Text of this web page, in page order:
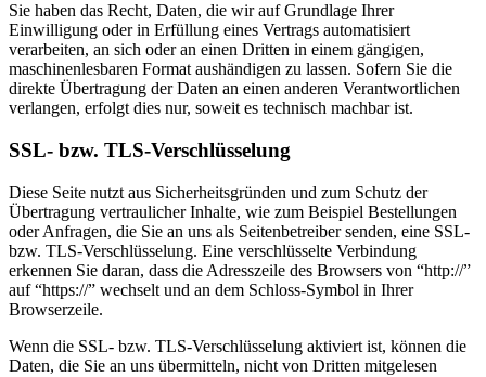
Sie haben das Recht, Daten, die wir auf Grundlage Ihrer
Einwilligung oder in Erfüllung eines Vertrags automatisiert
verarbeiten, an sich oder an einen Dritten in einem gängigen,
maschinenlesbaren Format aushändigen zu lassen. Sofern Sie die
direkte Übertragung der Daten an einen anderen Verantwortlichen
verlangen, erfolgt dies nur, soweit es technisch machbar ist.
SSL- bzw. TLS-Verschlüsselung
Diese Seite nutzt aus Sicherheitsgründen und zum Schutz der
Übertragung vertraulicher Inhalte, wie zum Beispiel Bestellungen
oder Anfragen, die Sie an uns als Seitenbetreiber senden, eine SSL-
bzw. TLS-Verschlüsselung. Eine verschlüsselte Verbindung
erkennen Sie daran, dass die Adresszeile des Browsers von “http://”
auf “https://” wechselt und an dem Schloss-Symbol in Ihrer
Browserzeile.
Wenn die SSL- bzw. TLS-Verschlüsselung aktiviert ist, können die
Daten, die Sie an uns übermitteln, nicht von Dritten mitgelesen